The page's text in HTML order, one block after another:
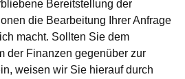
Bereitstellung der
die Bearbeitung Ihrer Anfrage
macht. Sollten Sie dem
der Finanzen gegenüber zur
weisen wir Sie hierauf durch